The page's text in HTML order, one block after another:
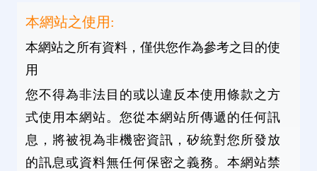
本網站之使用:
本網站之所有資料，僅供您作為參考之目的使
用
您不得為非法目的或以違反本使用條款之方
式使用本網站。您從本網站所傳遞的任何訊
息，將被視為非機密資訊，矽統對您所發放
的訊息或資料無任何保密之義務。本網站禁